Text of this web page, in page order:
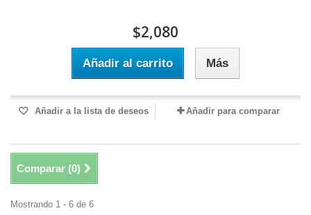
$2,080
Añadir al carrito Más
Añadir a la lista de deseos Añadir para comparar
Comparar (0)
Mostrando 1 - 6 de 6